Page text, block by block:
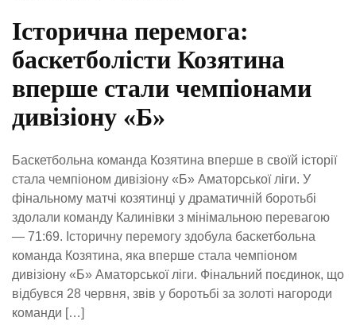
Історична перемога:
баскетболісти Козятина
вперше стали чемпіонами
дивізіону «Б»
Баскетбольна команда Козятина вперше в своїй історії
стала чемпіоном дивізіону «Б» Аматорської ліги. У
фінальному матчі козятинці у драматичній боротьбі
здолали команду Калинівки з мінімальною перевагою
— 71:69. Історичну перемогу здобула баскетбольна
команда Козятина, яка вперше стала чемпіоном
дивізіону «Б» Аматорської ліги. Фінальний поєдинок, що
відбувся 28 червня, звів у боротьбі за золоті нагороди
команди […]